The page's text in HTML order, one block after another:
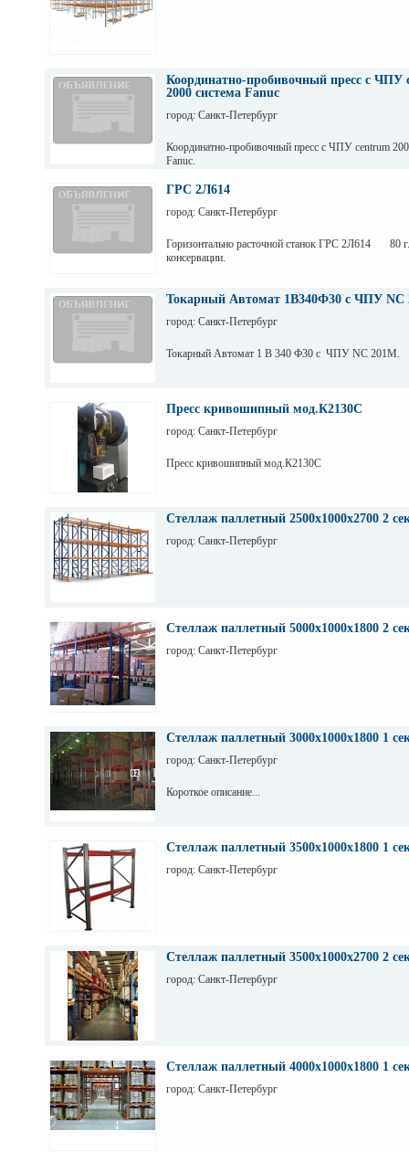
Координатно-пробивочный пресс с ЧПУ
2000 система Fanuc
город: Санкт-Петербург
Координатно-пробивочный пресс с ЧПУ centrum
Fanuc.
ГРС 2Л614
город: Санкт-Петербург
Горизонтально расточной станок ГРС 2Л614 80
консервации.
Токарный Автомат 1В340Ф30 с ЧПУ NC
город: Санкт-Петербург
Токарный Автомат 1 В 340 Ф30 с ЧПУ NC 201M.
Пресс кривошипный мод.К2130С
город: Санкт-Петербург
Пресс кривошипный мод.К2130С
Стеллаж паллетный 2500х1000х2700 2
город: Санкт-Петербург
Стеллаж паллетный 5000х1000х1800 2
город: Санкт-Петербург
Стеллаж паллетный 3000х1000х1800 1
город: Санкт-Петербург
Короткое описание...
Стеллаж паллетный 3500х1000х1800 1
город: Санкт-Петербург
Стеллаж паллетный 3500х1000х2700 2
город: Санкт-Петербург
Стеллаж паллетный 4000х1000х1800 1
город: Санкт-Петербург